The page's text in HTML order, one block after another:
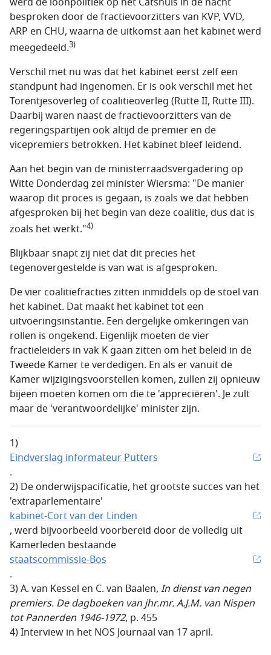
besproken door de fractievoorzitters van KVP, VVD,
ARP en CHU, waarna de uitkomst aan het kabinet werd
meegedeeld.3)
Verschil met nu was dat het kabinet eerst zelf een
standpunt had ingenomen. Er is ook verschil met het
Torentjesoverleg of coalitieoverleg (Rutte II, Rutte III).
Daarbij waren naast de fractievoorzitters van de
regeringspartijen ook altijd de premier en de
vicepremiers betrokken. Het kabinet bleef leidend.
Aan het begin van de ministerraadsvergadering op
Witte Donderdag zei minister Wiersma: "De manier
waarop dit proces is gegaan, is zoals we dat hebben
afgesproken bij het begin van deze coalitie, dus dat is
zoals het werkt."4)
Blijkbaar snapt zij niet dat dit precies het
tegenovergestelde is van wat is afgesproken.
De vier coalitiefracties zitten inmiddels op de stoel van
het kabinet. Dat maakt het kabinet tot een
uitvoeringsinstantie. Een dergelijke omkeringen van
rollen is ongekend. Eigenlijk moeten de vier
fractieleiders in vak K gaan zitten om het beleid in de
Tweede Kamer te verdedigen. En als er vanuit de
Kamer wijzigings­voorstellen komen, zullen zij opnieuw
bijeen moeten komen om die te 'appreciëren'. Je zult
maar de 'verantwoordelijke' minister zijn.
1)
Eindverslag informateur Putters
.
2) De onderwijspacificatie, het grootste succes van het
'extraparlementaire'
kabinet-Cort van der Linden
, werd bijvoorbeeld voorbereid door de volledig uit
Kamerleden bestaande
staatscommissie-Bos
.
3) A.­ van Kessel en C. van Baalen, In dienst van negen
premiers. De dagboeken van jhr.mr. A.J.M. van Nispen
tot Pannerden 1946-1972, p. 455
4) Interview in het NOS Journaal van 17 april.